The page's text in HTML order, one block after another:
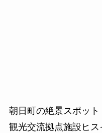
朝日町の絶景スポッ
観光交流拠点施設ヒ